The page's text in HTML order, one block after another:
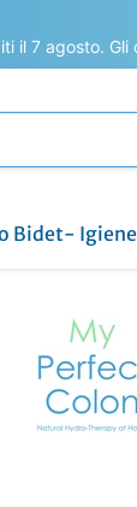
il 7 agosto.
Bidet-